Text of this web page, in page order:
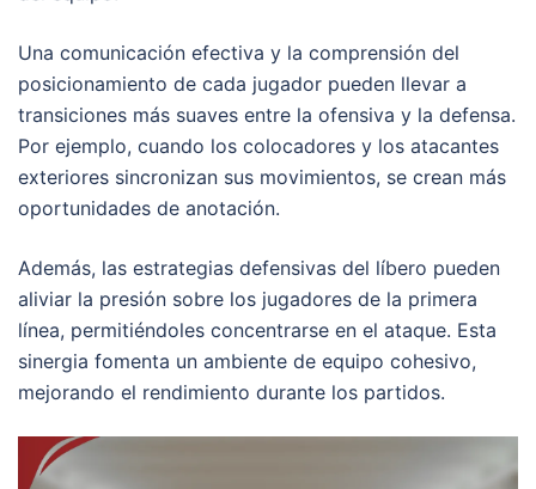
Una comunicación efectiva y la comprensión del
posicionamiento de cada jugador pueden llevar a
transiciones más suaves entre la ofensiva y la defensa.
Por ejemplo, cuando los colocadores y los atacantes
exteriores sincronizan sus movimientos, se crean más
oportunidades de anotación.
Además, las estrategias defensivas del líbero pueden
aliviar la presión sobre los jugadores de la primera
línea, permitiéndoles concentrarse en el ataque. Esta
sinergia fomenta un ambiente de equipo cohesivo,
mejorando el rendimiento durante los partidos.